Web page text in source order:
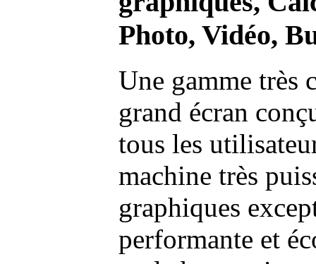
Photo, Vidéo,
Une gamme très
grand écran
tous les
machine très
graphiques
performante et